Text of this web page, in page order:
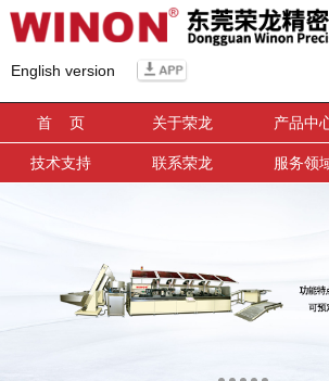
English version
首 页 关于荣龙 产品中
技术支持 联系荣龙 服务领
信息搜索